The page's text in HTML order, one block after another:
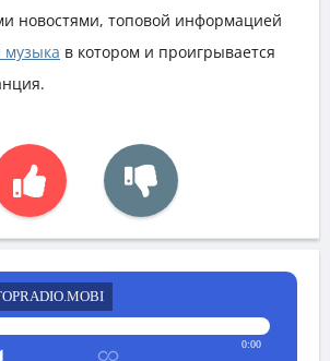
новостями, топовой информацией
музыка в котором и проигрывается
0:00